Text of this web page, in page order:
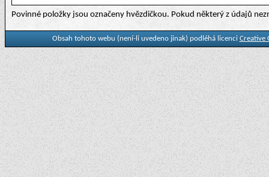
Povinné položky jsou označeny hvězdičkou. Pokud některý z údajů
Obsah tohoto webu (není-li uvedeno jinak) podléhá licenci Creative